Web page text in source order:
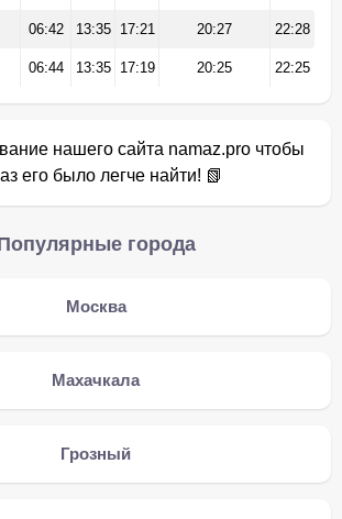
06:42 13:35 17:21 20:27 22:28
06:44 13:35 17:19 20:25 22:25
нашего сайта namaz.pro чтобы
его было легче найти! 📗
города
Москва
Махачкала
Грозный